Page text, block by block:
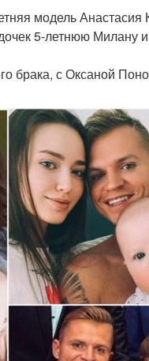
модель Анастасия
5-летнюю
брака, с Оксаной